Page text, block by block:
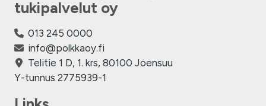
tukipalvelut oy
013 245 0000
info@polkkaoy.fi
Telitie 1 D, 1. krs, 80100 Joensuu
Y-tunnus 2775939-1